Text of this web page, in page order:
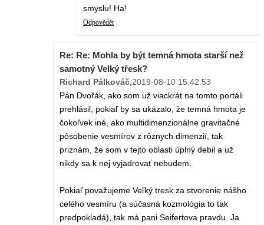
smyslu! Ha!
Odpovědět
Re: Re: Mohla by být temná hmota starší než
samotný Velký třesk?
Richard Pálkováč 2019-08-10 15:42:53
Pán Dvořák, ako som už viackrát na tomto portáli
prehlásil, pokiaľ by sa ukázalo, že temná hmota je
čokoľvek iné, ako multidimenzionálne gravitačné
pôsobenie vesmírov z rôznych dimenzií, tak
priznám, že som v tejto oblasti úplný debil a už
nikdy sa k nej vyjadrovať nebudem.
Pokiaľ považujeme Veľký tresk za stvorenie nášho
celého vesmíru (a súčasná kozmológia to tak
predpokladá), tak má pani Seifertova pravdu. Ja